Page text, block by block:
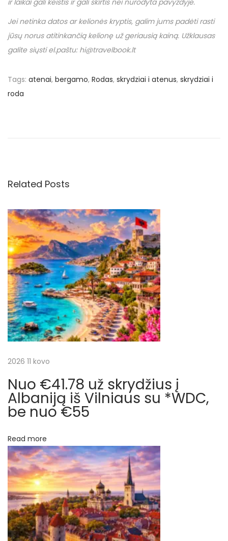
ir laikai gali keistis ir gali skirtis nei nurodyta pavyzdyje.
Jei netinka datos ar kelionės kryptis, galim jums padėti rasti
jūsų norus atitinkančią kelionę už geriausią kainą. Užklausas
galite siųsti el.paštu: hi@travelbook.lt
Tags: atenai, bergamo, Rodas, skrydziai i atenus, skrydziai i
roda
i
g
a
c
i
j
a
t
a
r
p
į
r
o
s
p
o
s
t
:
1
u
ž
8
d
i
e
n
a
s
M
r
o
k
e
e
g
u
ž
ė
s
m
ė
Related Posts
2026 11 kovo
Nuo €41.78 už skrydžius į
Albaniją iš Vilniaus su *WDC,
be nuo €55
Read more